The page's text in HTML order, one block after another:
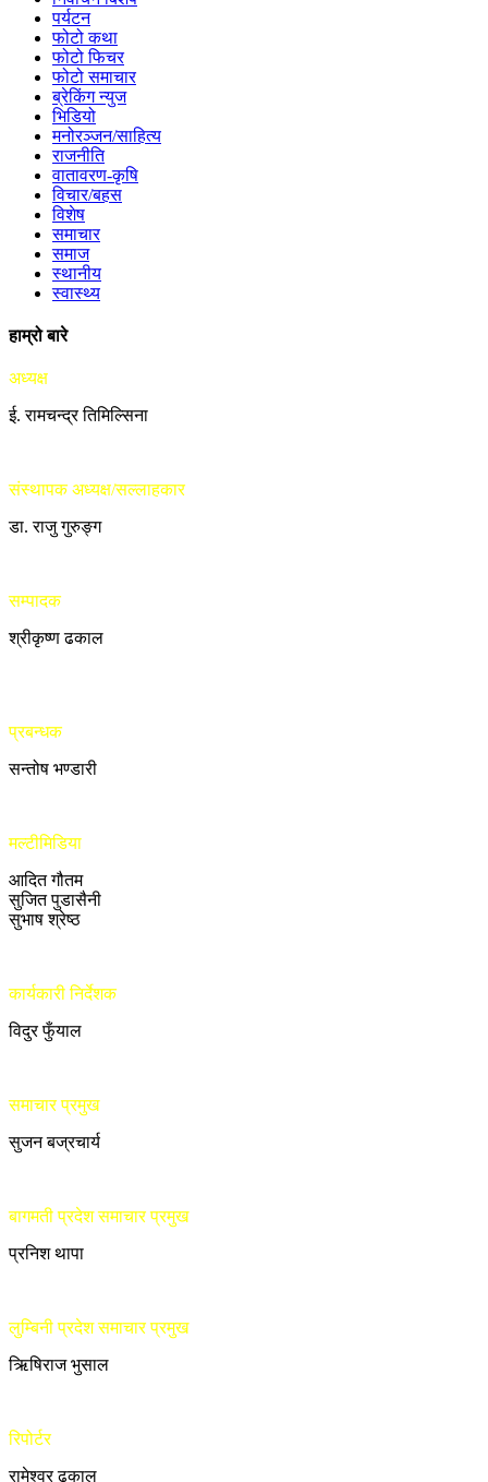
पर्यटन
फोटो कथा
फोटो फिचर
फोटो समाचार
ब्रेकिंग न्युज
भिडियो
मनोरञ्जन/साहित्य
राजनीति
वातावरण-कृषि
विचार/बहस
विशेष
समाचार
समाज
स्थानीय
स्वास्थ्य
हाम्रो बारे
अध्यक्ष
ई. रामचन्द्र तिमिल्सिना
संस्थापक अध्यक्ष/सल्लाहकार
डा. राजु गुरुङ्ग
सम्पादक
श्रीकृष्ण ढकाल
प्रबन्धक
सन्तोष भण्डारी
मल्टीमिडिया
आदित गौतम
सुजित पुडासैनी
सुभाष श्रेष्ठ
कार्यकारी निर्देशक
विदुर फुँयाल
समाचार प्रमुख
सुजन बज्रचार्य
बागमती प्रदेश समाचार प्रमुख
प्रनिश थापा
लुम्बिनी प्रदेश समाचार प्रमुख
ऋिषिराज भुसाल
रिपोर्टर
रामेश्वर ढकाल